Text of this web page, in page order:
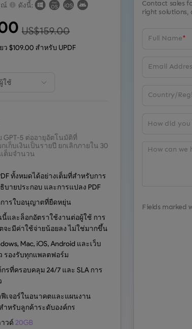
ณ์ ดังนี้:
US$159.00
ว $109.00 สำหรับ UPDF
GPT-5 ต่ออายุอัตโนมัติที่
กเก็บเงินเป็นรายปี ยกเลิกภายใน 30
ต็มจำนวน
ทั้งหมดได้อย่างเต็มที่สำหรับการ
บายประกอบ และการแปลง PDF
ารใบอนุญาตที่ยืดหยุ่น
และล็อกอัตราใช้งานต่อผู้ใช้ การ
จะมีค่าใช้จ่ายน้อยลง ไม่ใช่มากขึ้น
Mac, iOS, Android และเว็บ
รองรับทุกแพลตฟอร์ม
รที่ครอบคลุม 24/7 และ SLA การ
ฟีเจอร์ในอนาคตและแผนงาน
หรับลูกค้าระดับองค์กร
วด์ 20GB